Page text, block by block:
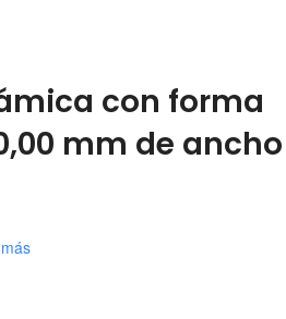
con forma
mm de ancho